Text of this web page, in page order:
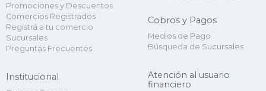
Promociones y Descuentos
Comercios Registrados
Registrá a tu comercio
Sucursales
Preguntas Frecuentes
Institucional
Cobros y Pagos
Medios de Pago
Búsqueda de Sucursales
Atención al usuario
financiero